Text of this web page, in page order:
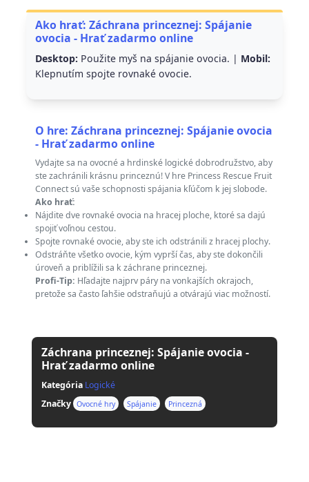
Ako hrať: Záchrana princeznej: Spájanie
ovocia - Hrať zadarmo online
Desktop: Použite myš na spájanie ovocia. | Mobil:
Klepnutím spojte rovnaké ovocie.
O hre: Záchrana princeznej: Spájanie ovocia
- Hrať zadarmo online
Vydajte sa na ovocné a hrdinské logické dobrodružstvo, aby
ste zachránili krásnu princeznú! V hre Princess Rescue Fruit
Connect sú vaše schopnosti spájania kľúčom k jej slobode.
Ako hrať:
Nájdite dve rovnaké ovocia na hracej ploche, ktoré sa dajú
spojiť voľnou cestou.
Spojte rovnaké ovocie, aby ste ich odstránili z hracej plochy.
Odstráňte všetko ovocie, kým vyprší čas, aby ste dokončili
úroveň a priblížili sa k záchrane princeznej.
Profi-Tip: Hľadajte najprv páry na vonkajších okrajoch,
pretože sa často ľahšie odstraňujú a otvárajú viac možností.
Záchrana princeznej: Spájanie ovocia -
Hrať zadarmo online
Kategória Logické
Značky
Ovocné hry Spájanie Princezná